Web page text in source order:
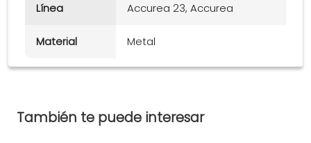
Línea Accurea 23, Accurea
Material Metal
También te puede interesar